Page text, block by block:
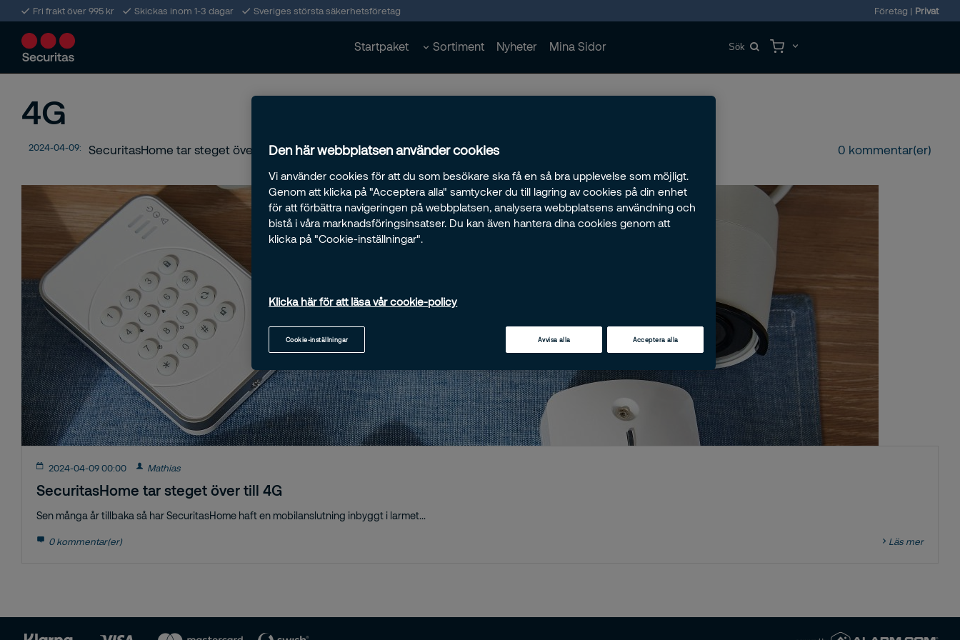
Fri frakt över 995 kr Skickas inom 1-3 dagar Sveriges största säkerhetsföretag Företag | Privat
Startpaket Sortiment Nyheter Mina Sidor
4G
2024-04-09: SecuritasHome tar steget över till 4G 0 kommentar(er)
2024-04-09 00:00 Mathias
SecuritasHome tar steget över till 4G
Sen många år tillbaka så har SecuritasHome haft en mobilanslutning inbyggt i larmet...
0 kommentar(er) Läs mer
Den här webbplatsen använder cookies
Vi använder cookies för att du som besökare ska få en så bra upplevelse som möjligt.
Genom att klicka på "Acceptera alla" samtycker du till lagring av cookies på din enhet
för att förbättra navigeringen på webbplatsen, analysera webbplatsens användning och
bistå i våra marknadsföringsinsatser. Du kan även hantera dina cookies genom att
klicka på "Cookie-inställningar".
Klicka här för att läsa vår cookie-policy
Avvisa alla Acceptera alla
Cookie-inställningar